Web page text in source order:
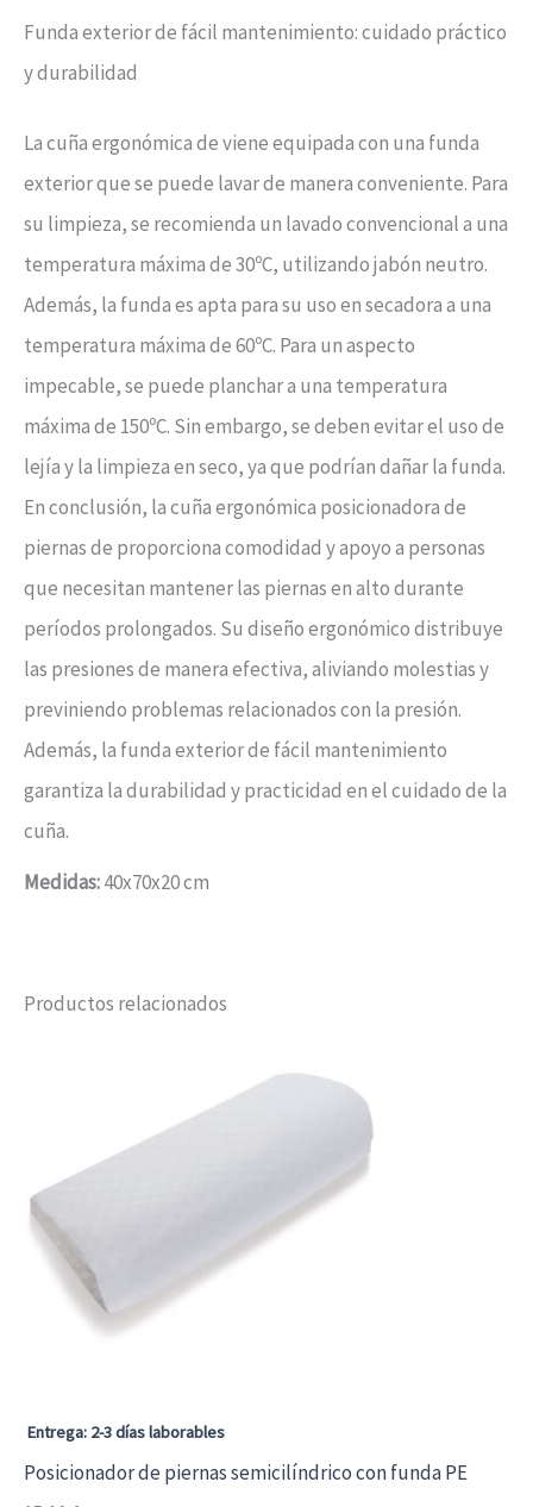
Funda exterior de fácil mantenimiento: cuidado práctico
y durabilidad
La cuña ergonómica de viene equipada con una funda
exterior que se puede lavar de manera conveniente. Para
su limpieza, se recomienda un lavado convencional a una
temperatura máxima de 30ºC, utilizando jabón neutro.
Además, la funda es apta para su uso en secadora a una
temperatura máxima de 60ºC. Para un aspecto
impecable, se puede planchar a una temperatura
máxima de 150ºC. Sin embargo, se deben evitar el uso de
lejía y la limpieza en seco, ya que podrían dañar la funda.
En conclusión, la cuña ergonómica posicionadora de
piernas de proporciona comodidad y apoyo a personas
que necesitan mantener las piernas en alto durante
períodos prolongados. Su diseño ergonómico distribuye
las presiones de manera efectiva, aliviando molestias y
previniendo problemas relacionados con la presión.
Además, la funda exterior de fácil mantenimiento
garantiza la durabilidad y practicidad en el cuidado de la
cuña.
Medidas:40x70x20 cm
Productos relacionados
Entrega: 2-3 días laborables
Posicionador de piernas semicilíndrico con funda PE